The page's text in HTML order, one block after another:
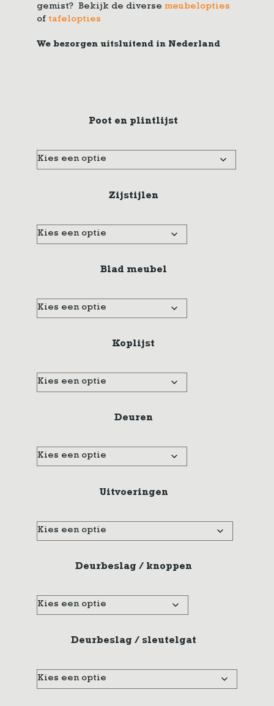
gemist? Bekijk de diverse meubelopties
of tafelopties
We bezorgen uitsluitend in Nederland
Poot en plintlijst
Zijstijlen
Blad meubel
Koplijst
Deuren
Uitvoeringen
Deurbeslag / knoppen
Deurbeslag / sleutelgat